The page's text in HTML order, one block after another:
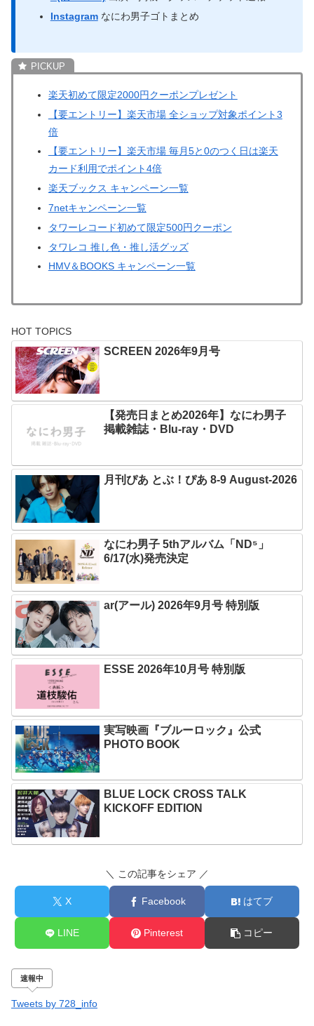
Instagramなにわ男子ゴトまとめ
楽天初めて限定2000円クーポンプレゼント
【要エントリー】楽天市場 全ショップ対象ポイント3
倍
【要エントリー】楽天市場 毎月5と0のつく日は楽天
カード利用でポイント4倍
楽天ブックス キャンペーン一覧
7netキャンペーン一覧
タワーレコード初めて限定500円クーポン
タワレコ 推し色・推し活グッズ
HMV＆BOOKS キャンペーン一覧
HOT TOPICS
SCREEN 2026年9月号
【発売日まとめ2026年】なにわ男子
掲載雑誌・Blu-ray・DVD
月刊ぴあ とぶ！ぴあ 8-9 August-2026
なにわ男子 5thアルバム「ND⁵」
6/17(水)発売決定
ar(アール) 2026年9月号 特別版
ESSE 2026年10月号 特別版
実写映画『ブルーロック』公式
PHOTO BOOK
BLUE LOCK CROSS TALK
KICKOFF EDITION
＼ この記事をシェア ／
X Facebook はてブ
LINE Pinterest コピー
速報中
Tweets by 728_info